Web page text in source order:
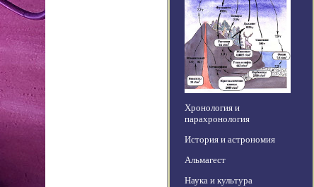
Хронология и
парахронология
История и астрономия
Альмагест
Наука и культура